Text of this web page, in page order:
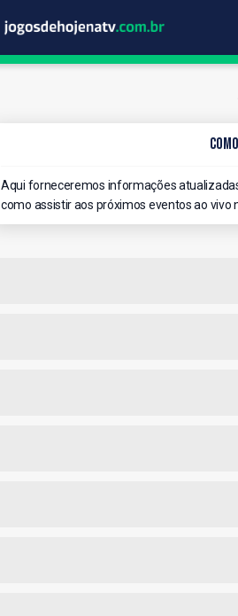
Aqui forneceremos informações
como assistir aos próximos eventos ao vivo